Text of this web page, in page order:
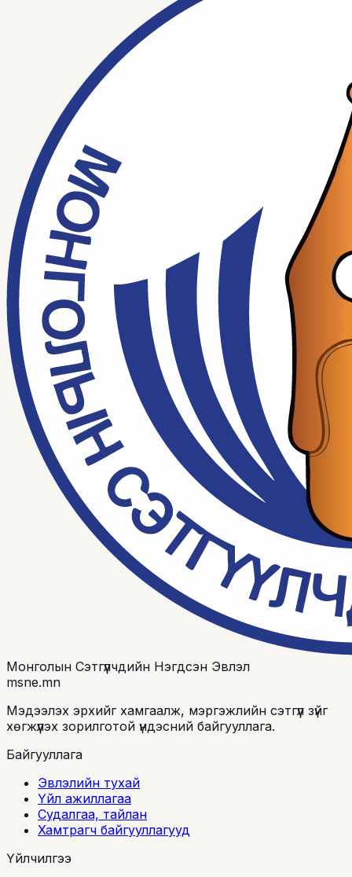
Монголын Сэтгүүлчдийн Нэгдсэн Эвлэл
msne.mn
Мэдээлэх эрхийг хамгаалж, мэргэжлийн сэтгүүл зүйг
хөгжүүлэх зорилготой үндэсний байгууллага.
Байгууллага
Эвлэлийн тухай
Үйл ажиллагаа
Судалгаа, тайлан
Хамтрагч байгууллагууд
Үйлчилгээ